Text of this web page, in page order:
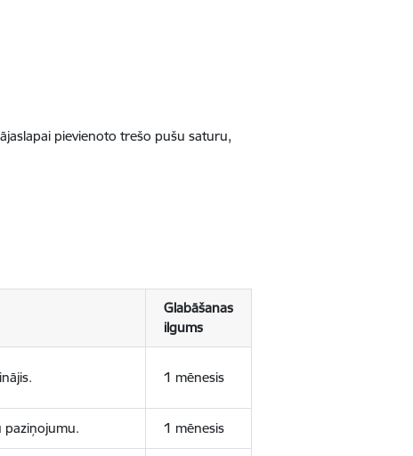
pievienoto trešo pušu saturu,
Glabāšanas
ilgums
1 mēnesis
paziņojumu. 1 mēnesis